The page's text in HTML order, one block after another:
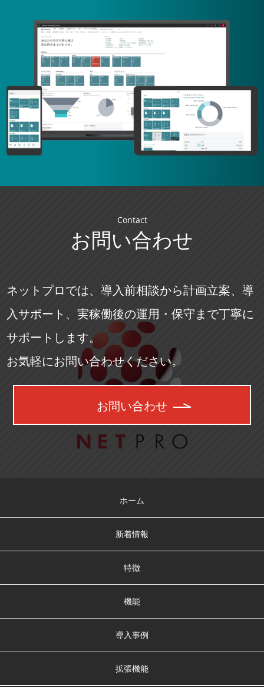
Contact
お問い合わせ
ネットプロでは、導入前相談から計画立案、導
入サポート、実稼働後の運用・保守まで丁寧に
サポートします。
お気軽にお問い合わせください。
お問い合わせ
ホーム
新着情報
特徴
機能
導入事例
拡張機能